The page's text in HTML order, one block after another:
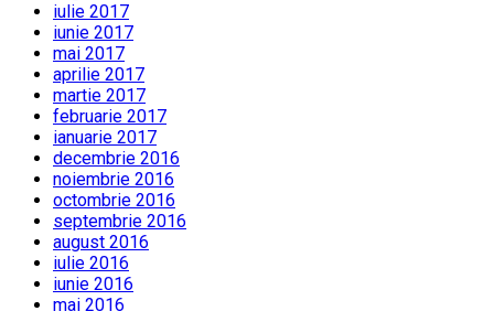
iulie 2017
iunie 2017
mai 2017
aprilie 2017
martie 2017
februarie 2017
ianuarie 2017
decembrie 2016
noiembrie 2016
octombrie 2016
septembrie 2016
august 2016
iulie 2016
iunie 2016
mai 2016